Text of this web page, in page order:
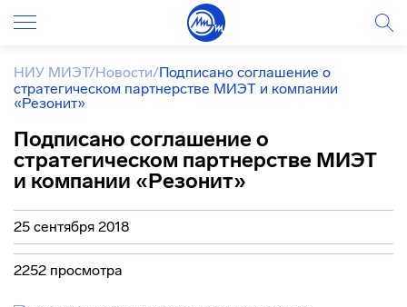
НИУ МИЭТ/Новости/Подписано соглашение о
стратегическом партнерстве МИЭТ и компании
«Резонит»
Подписано соглашение о
стратегическом партнерстве МИЭТ
и компании «Резонит»
25 сентября 2018
2252 просмотра